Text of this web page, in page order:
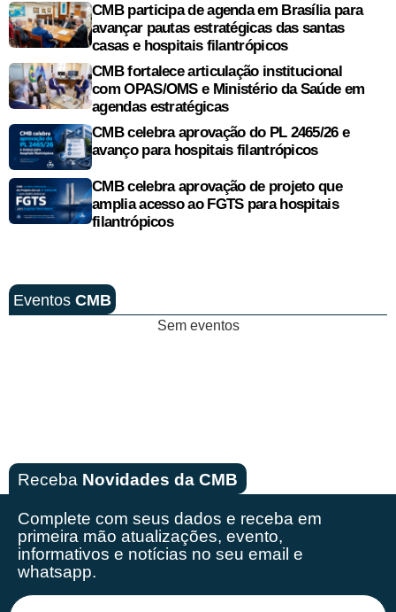
CMB participa de agenda em Brasília para
avançar pautas estratégicas das santas
casas e hospitais filantrópicos
CMB fortalece articulação institucional
com OPAS/OMS e Ministério da Saúde em
agendas estratégicas
CMB celebra aprovação do PL 2465/26 e
avanço para hospitais filantrópicos
CMB celebra aprovação de projeto que
amplia acesso ao FGTS para hospitais
filantrópicos
Eventos CMB
Sem eventos
Receba Novidades da CMB
Complete com seus dados e receba em
primeira mão atualizações, evento,
informativos e notícias no seu email e
whatsapp.